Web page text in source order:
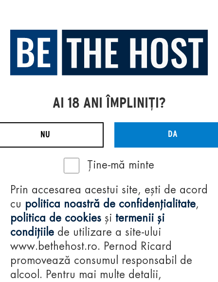
AI 18 ANI ÎMPLINIȚI?
NU DA
Ține-mă minte
Prin accesarea acestui site, ești de acord
cu politica noastră de confidențialitate,
politica de cookies și termenii și
condițiile de utilizare a site-ului
www.bethehost.ro. Pernod Ricard
promovează consumul responsabil de
alcool. Pentru mai multe detalii,